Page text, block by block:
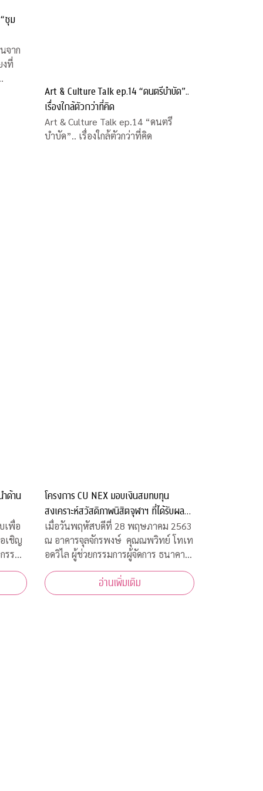
ซุม
จาก
งที่
Art & Culture Talk ep.14 “ดนตรีบำบัด”..
เรื่องใกล้ตัวกว่าที่คิด
Art & Culture Talk ep.14 “ดนตรี
บำบัด”.. เรื่องใกล้ตัวกว่าที่คิด
ำด้าน
เพื่อ
เชิญ
รรม
ร่วม
โครงการ CU NEX มอบเงินสมทบทุน
สงเคราะห์สวัสดิภาพนิสิตจุฬาฯ ที่ได้รับผลก
ระทบจากโควิด-19
เมื่อวันพฤหัสบดีที่ 28 พฤษภาคม 2563
ณ อาคารจุลจักรพงษ์ คุณณพวิทย์ โทเท
อดวิไล ผู้ช่วยกรรมการผู้จัดการ ธนาคาร
กสิกรไทย เป็นผู้แทนธนาคาร ภายใต้
โครงการ CU NEX มอบเงิน 200,000
บาท ร่วมสมทบทุนสงเคราะห์สวัสดิภาพ
อ่านเพิ่มเติม